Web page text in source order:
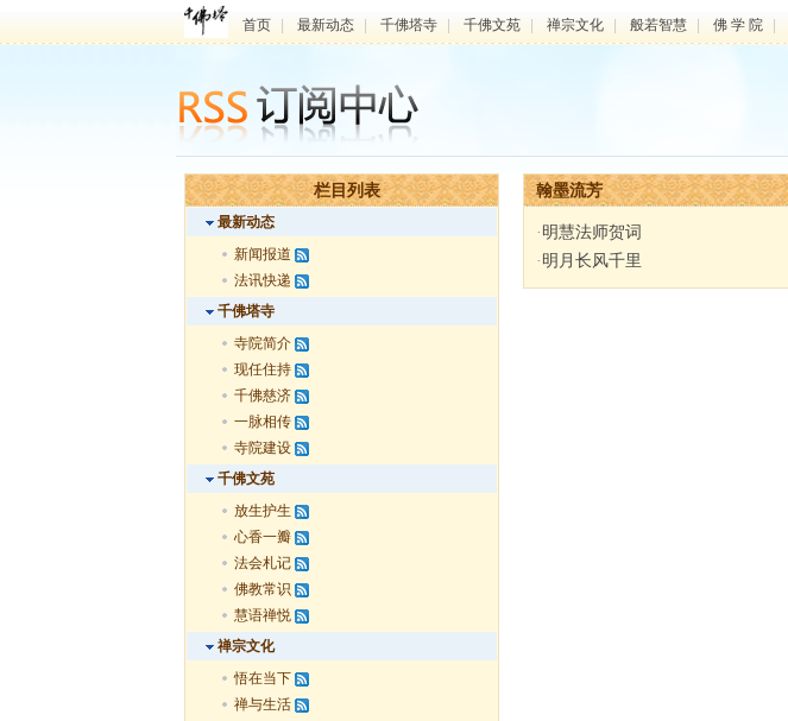
首页 最新动态 千佛塔寺 千佛文苑 禅宗文化 般若智慧 佛 学 院
栏目列表
最新动态
新闻报道
法讯快递
千佛塔寺
寺院简介
现任住持
千佛慈济
一脉相传
寺院建设
千佛文苑
放生护生
心香一瓣
法会札记
佛教常识
慧语禅悦
禅宗文化
悟在当下
禅与生活
翰墨流芳
· 明慧法师贺词
· 明月长风千里